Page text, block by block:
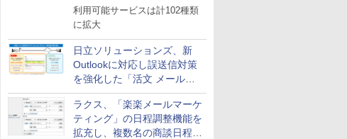
のサービスと連携開始
利用可能サービスは計102種類
に拡大
日立ソリューションズ、新
Outlookに対応し誤送信対策
を強化した「活文 メール誤
送信防止アドインサービス」
を提供
ラクス、「楽楽メールマーケ
ティング」の日程調整機能を
拡充し、複数名の商談日程調